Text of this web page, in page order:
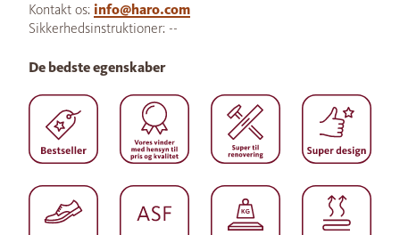
Kontakt os: info@haro.com
Sikkerhedsinstruktioner: --
De bedste egenskaber